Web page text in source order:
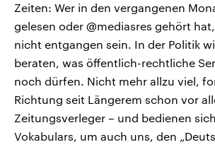
Zeiten: Wer in den vergangenen
gelesen oder @mediasres gehört
nicht entgangen sein. In der Politik
beraten, was öffentlich-rechtliche
noch dürfen. Nicht mehr allzu viel,
Richtung seit Längerem schon vor
Zeitungsverleger – und bedienen
Vokabulars, um auch uns, den